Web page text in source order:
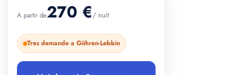
A partir de270 €/ nuit
Tres demande a Göhren-Lebbin